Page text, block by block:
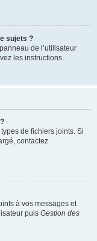
sujets ?
de l’utilisateur
les instructions.
de fichiers joints. Si
contactez
à vos messages et
puis Gestion des